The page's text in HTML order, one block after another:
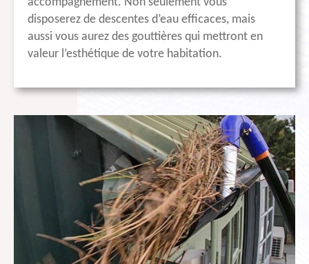
accompagnement. Non seulement vous
disposerez de descentes d’eau efficaces, mais
aussi vous aurez des gouttières qui mettront en
valeur l’esthétique de votre habitation.